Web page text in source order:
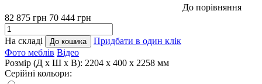
До порівняння
82 875 грн 70 444 грн
На складі До кошика
Придбати в один клік
Фото меблів Відео
Розмір (Д x Ш x В): 2204 x 400 x 2258 мм
Серійні кольори: